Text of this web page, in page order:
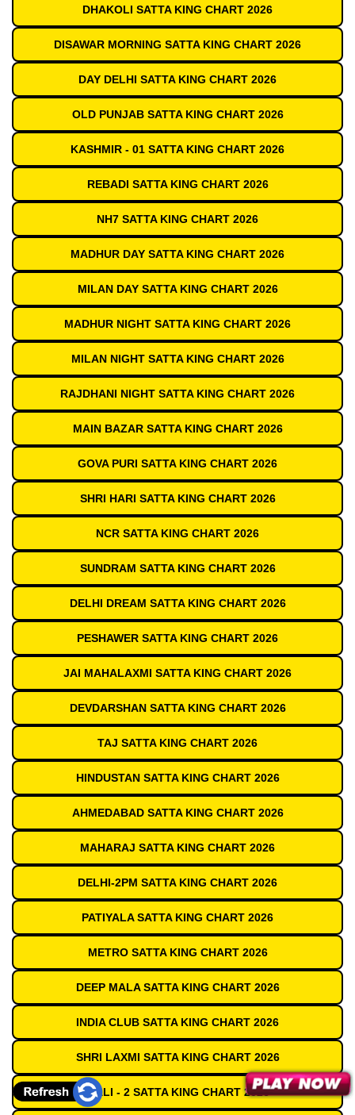
DHAKOLI SATTA KING CHART 2026
DISAWAR MORNING SATTA KING CHART 2026
DAY DELHI SATTA KING CHART 2026
OLD PUNJAB SATTA KING CHART 2026
KASHMIR - 01 SATTA KING CHART 2026
REBADI SATTA KING CHART 2026
NH7 SATTA KING CHART 2026
MADHUR DAY SATTA KING CHART 2026
MILAN DAY SATTA KING CHART 2026
MADHUR NIGHT SATTA KING CHART 2026
MILAN NIGHT SATTA KING CHART 2026
RAJDHANI NIGHT SATTA KING CHART 2026
MAIN BAZAR SATTA KING CHART 2026
GOVA PURI SATTA KING CHART 2026
SHRI HARI SATTA KING CHART 2026
NCR SATTA KING CHART 2026
SUNDRAM SATTA KING CHART 2026
DELHI DREAM SATTA KING CHART 2026
PESHAWER SATTA KING CHART 2026
JAI MAHALAXMI SATTA KING CHART 2026
DEVDARSHAN SATTA KING CHART 2026
TAJ SATTA KING CHART 2026
HINDUSTAN SATTA KING CHART 2026
AHMEDABAD SATTA KING CHART 2026
MAHARAJ SATTA KING CHART 2026
DELHI-2PM SATTA KING CHART 2026
PATIYALA SATTA KING CHART 2026
METRO SATTA KING CHART 2026
DEEP MALA SATTA KING CHART 2026
INDIA CLUB SATTA KING CHART 2026
SHRI LAXMI SATTA KING CHART 2026
GALI - 2 SATTA KING CHART 2026